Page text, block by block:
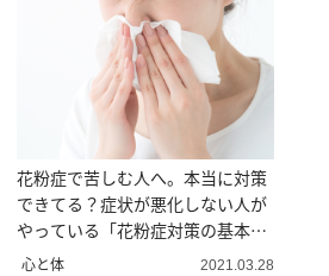
花粉症で苦しむ人へ。本当に対策
できてる？症状が悪化しない人が
やっている「花粉症対策の基本」
８つ
心と体 2021.03.28